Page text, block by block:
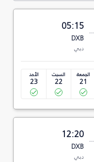
05:15
DXB
دبي
الجمعة
21
السبت
22
الأحد
23
12:20
DXB
دبي